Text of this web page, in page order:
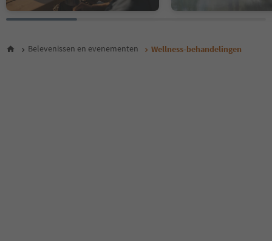
Belevenissen en evenementen Wellness-behandelingen